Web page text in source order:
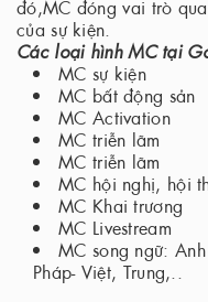
đó,MC đóng vai trò
của sự kiện.
Các loại hình MC tại
MC sự kiện
MC bất động sản
MC Activation
MC triễn lãm
MC triễn lãm
MC hội nghị, hội
MC Khai trương
MC Livestream
MC song ngữ:
Pháp- Việt, Trung,..